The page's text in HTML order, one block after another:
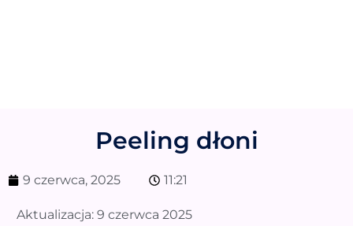
Peeling dłoni
9 czerwca, 2025 11:21
Aktualizacja: 9 czerwca 2025